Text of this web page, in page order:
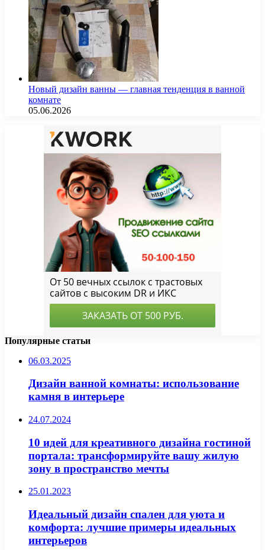
Новый дизайн ванны — главная тенденция в ванной
комнате
05.06.2026
Популярные статьи
06.03.2025
Дизайн ванной комнаты: использование
камня в интерьере
24.07.2024
10 идей для креативного дизайна гостиной
портала: трансформируйте вашу жилую
зону в пространство мечты
25.01.2023
Идеальный дизайн спален для уюта и
комфорта: лучшие примеры идеальных
интерьеров